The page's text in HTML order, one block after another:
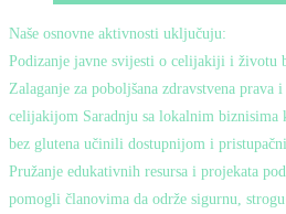
Naše osnovne aktivnosti uključuju:
Podizanje javne svijesti o celijakiji i životu
Zalaganje za poboljšana zdravstvena prava
celijakijom Saradnju sa lokalnim biznisima
bez glutena učinili dostupnijom i
Pružanje edukativnih resursa i projekata
pomogli članovima da održe sigurnu,